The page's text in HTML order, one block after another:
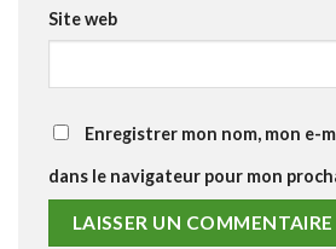
Site web
Enregistrer mon nom, mon e-
dans le navigateur pour mon